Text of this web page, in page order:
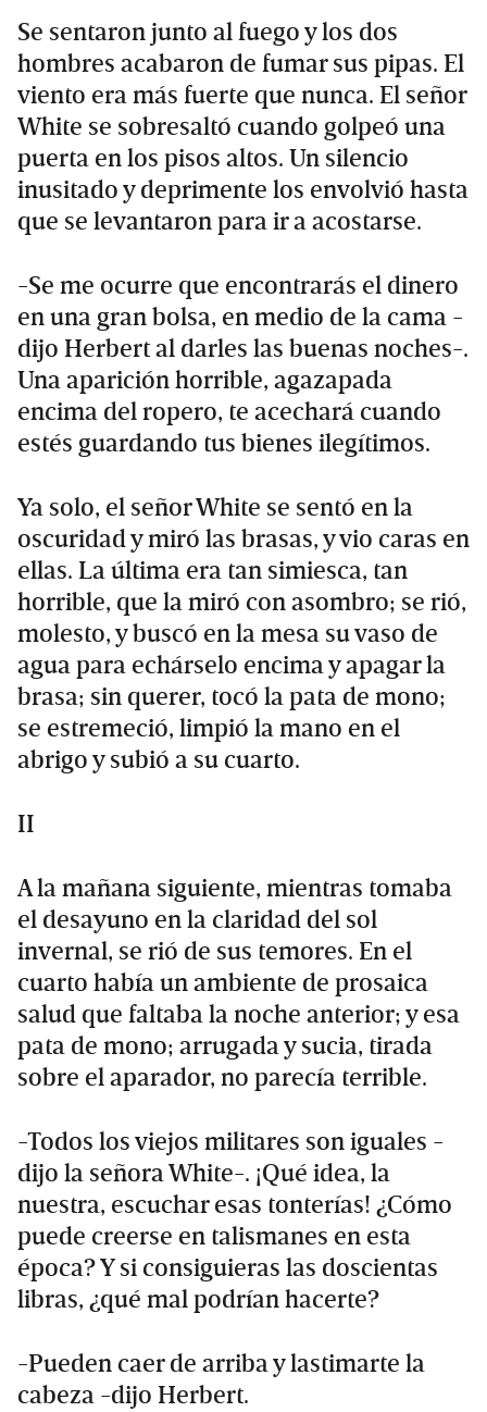
Se sentaron junto al fuego y los dos
hombres acabaron de fumar sus pipas. El
viento era más fuerte que nunca. El señor
White se sobresaltó cuando golpeó una
puerta en los pisos altos. Un silencio
inusitado y deprimente los envolvió hasta
que se levantaron para ir a acostarse.
-Se me ocurre que encontrarás el dinero
en una gran bolsa, en medio de la cama -
dijo Herbert al darles las buenas noches-.
Una aparición horrible, agazapada
encima del ropero, te acechará cuando
estés guardando tus bienes ilegítimos.
Ya solo, el señor White se sentó en la
oscuridad y miró las brasas, y vio caras en
ellas. La última era tan simiesca, tan
horrible, que la miró con asombro; se rió,
molesto, y buscó en la mesa su vaso de
agua para echárselo encima y apagar la
brasa; sin querer, tocó la pata de mono;
se estremeció, limpió la mano en el
abrigo y subió a su cuarto.
II
A la mañana siguiente, mientras tomaba
el desayuno en la claridad del sol
invernal, se rió de sus temores. En el
cuarto había un ambiente de prosaica
salud que faltaba la noche anterior; y esa
pata de mono; arrugada y sucia, tirada
sobre el aparador, no parecía terrible.
-Todos los viejos militares son iguales -
dijo la señora White-. ¡Qué idea, la
nuestra, escuchar esas tonterías! ¿Cómo
puede creerse en talismanes en esta
época? Y si consiguieras las doscientas
libras, ¿qué mal podrían hacerte?
-Pueden caer de arriba y lastimarte la
cabeza -dijo Herbert.